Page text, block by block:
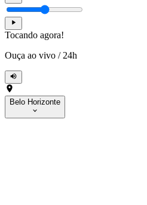
Tocando agora!
Ouça ao vivo / 24h
Belo Horizonte